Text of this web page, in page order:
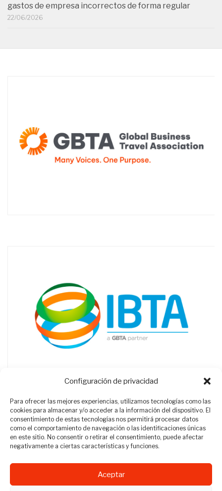
Configuración de privacidad
Para ofrecer las mejores experiencias, utilizamos tecnologías como las
cookies para almacenar y/o acceder a la información del dispositivo. El
consentimiento de estas tecnologías nos permitirá procesar datos
como el comportamiento de navegación o las identificaciones únicas
en este sitio. No consentir o retirar el consentimiento, puede afectar
negativamente a ciertas características y funciones.
Aceptar
gastos de empresa incorrectos de forma regular
22/06/2026